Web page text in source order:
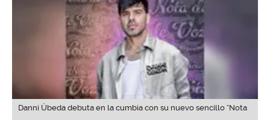
Danni Úbeda debuta en la cumbia con su nuevo sencillo “Nota